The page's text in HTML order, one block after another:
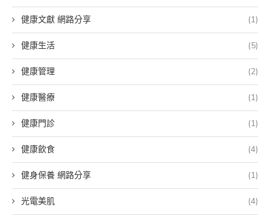
健康文獻 網路分享 (1)
健康生活 (5)
健康管理 (2)
健康醫療 (1)
健康門診 (1)
健康飲食 (4)
健身保養 網路分享 (1)
光電美肌 (4)